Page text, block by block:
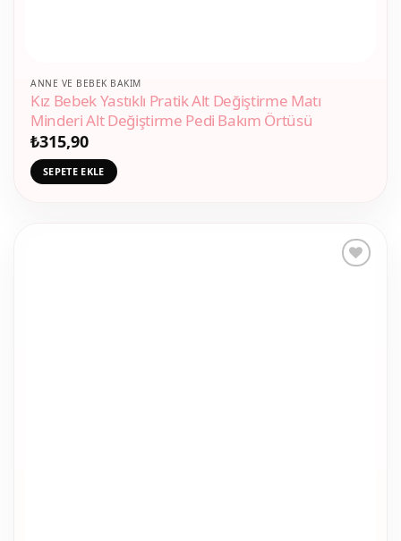
ANNE VE BEBEK BAKIM
Kız Bebek Yastıklı Pratik Alt Değiştirme Matı
Minderi Alt Değiştirme Pedi Bakım Örtüsü
₺315,90
SEPETE EKLE